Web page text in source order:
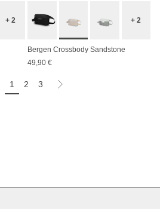
+ 2 + 2
Bergen Crossbody Sandstone
49,90 €
1 2 3